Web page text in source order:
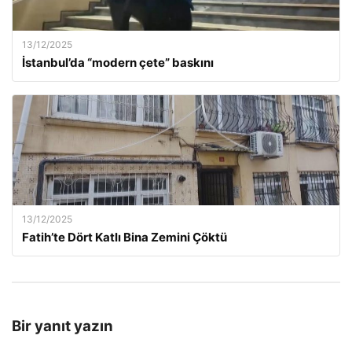
13/12/2025
İstanbul’da “modern çete” baskını
13/12/2025
Fatih’te Dört Katlı Bina Zemini Çöktü
Bir yanıt yazın